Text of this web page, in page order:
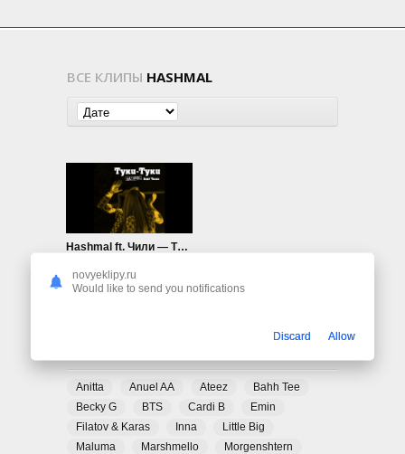
ВСЕ КЛИПЫ HASHMAL
Hashmal ft. Чили — Туки-туки
Anitta Anuel AA Ateez
Bahh Tee
Becky G
BTS Cardi B
Emin
Filatov & Karas
Inna
Little Big
Maluma
Marshmello
Morgenshtern
novyeklipy.ru
Would like to send you notifications
Discard Allow